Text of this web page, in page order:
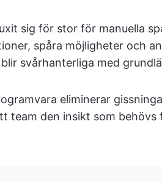
sig för stor för manuella
spåra möjligheter och
svårhanterliga med
eliminerar
team den insikt som